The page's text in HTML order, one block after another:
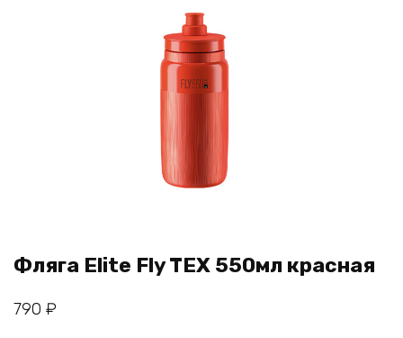
Фляга Elite Fly TEX 550мл красная
790 ₽